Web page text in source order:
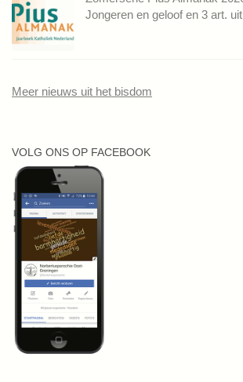
Jongeren en geloof en 3 art.
Meer nieuws uit het bisdom
VOLG ONS OP FACEBOOK